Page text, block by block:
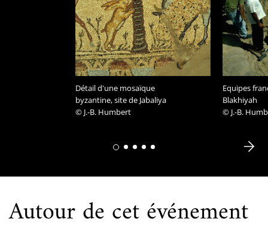
Détail d'une mosaïque
byzantine, site de Jabaliya
© J.-B. Humbert
Equipes
Blakhiyah
© J.-B.
Autour de cet événement